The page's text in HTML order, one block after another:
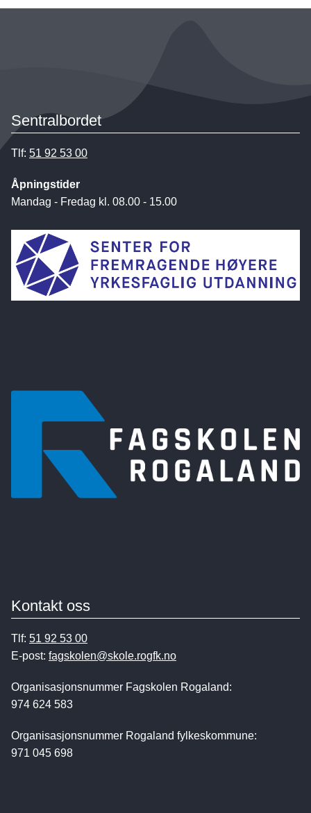
Sentralbordet
Tlf: 51 92 53 00
Åpningstider
Mandag - Fredag kl. 08.00 - 15.00
Kontakt oss
Tlf: 51 92 53 00
E-post: fagskolen@skole.rogfk.no
Organisasjonsnummer Fagskolen Rogaland:
974 624 583
Organisasjonsnummer Rogaland fylkeskommune:
971 045 698